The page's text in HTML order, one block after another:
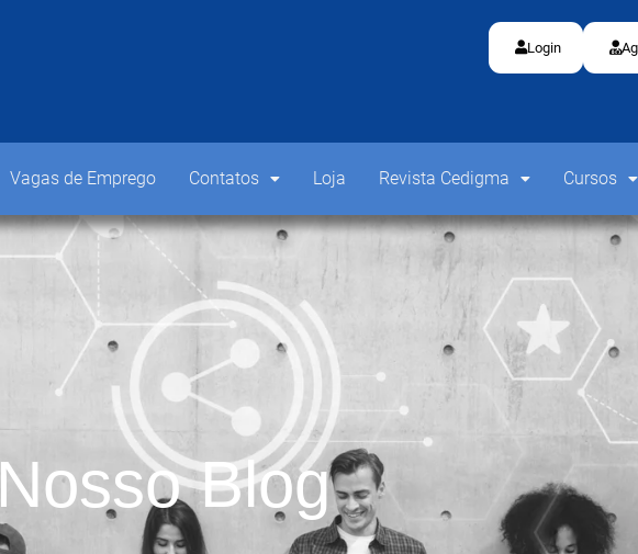
Login
Vagas de Emprego Contatos Loja Revista Cedigma Cursos
Nosso Blog